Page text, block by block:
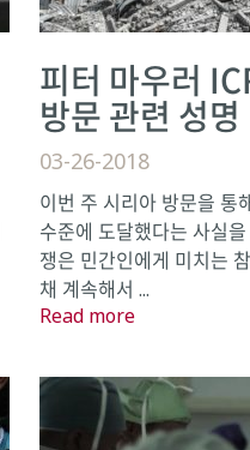
피터 마우러
방문 관련 성명
03-26-2018
이번 주 시리아 방문을 통
수준에 도달했다는 사실
쟁은 민간인에게 미치는
채 계속해서 ...
Read more